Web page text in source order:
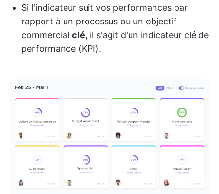
Si l'indicateur suit vos performances par
rapport à un processus ou un objectif
commercial clé, il s'agit d'un indicateur clé de
performance (KPI).